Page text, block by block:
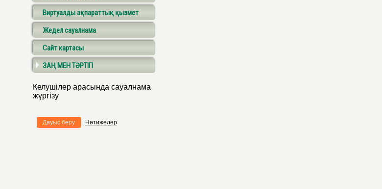
Виртуалды ақпараттық қызмет
Жедел сауалнама
Сайт картасы
ЗАҢ МЕН ТӘРТІП
Келушілер арасында сауалнама
жүргізу
Дауыс беру Нәтижелер